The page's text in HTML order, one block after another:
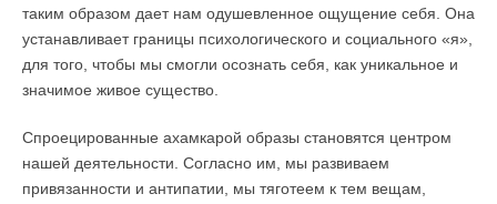
таким образом дает нам одушевленное ощущение себя. Она
устанавливает границы психологического и социального «я»,
для того, чтобы мы смогли осознать себя, как уникальное и
значимое живое существо.
Спроецированные ахамкарой образы становятся центром
нашей деятельности. Согласно им, мы развиваем
привязанности и антипатии, мы тяготеем к тем вещам,